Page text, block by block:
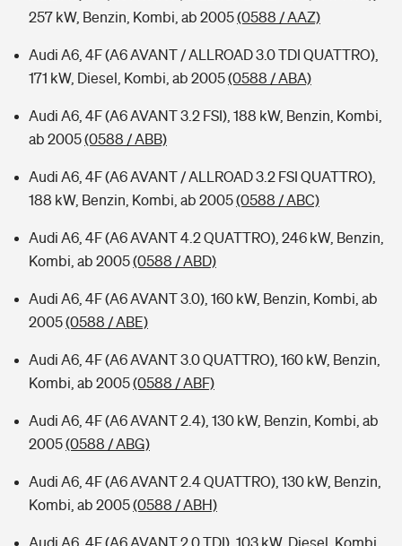
257 kW, Benzin, Kombi, ab 2005(0588 / AAZ)
Audi A6, 4F (A6 AVANT / ALLROAD 3.0 TDI QUATTRO),
171 kW, Diesel, Kombi, ab 2005(0588 / ABA)
Audi A6, 4F (A6 AVANT 3.2 FSI), 188 kW, Benzin, Kombi,
ab 2005(0588 / ABB)
Audi A6, 4F (A6 AVANT / ALLROAD 3.2 FSI QUATTRO),
188 kW, Benzin, Kombi, ab 2005(0588 / ABC)
Audi A6, 4F (A6 AVANT 4.2 QUATTRO), 246 kW, Benzin,
Kombi, ab 2005(0588 / ABD)
Audi A6, 4F (A6 AVANT 3.0), 160 kW, Benzin, Kombi, ab
2005(0588 / ABE)
Audi A6, 4F (A6 AVANT 3.0 QUATTRO), 160 kW, Benzin,
Kombi, ab 2005(0588 / ABF)
Audi A6, 4F (A6 AVANT 2.4), 130 kW, Benzin, Kombi, ab
2005(0588 / ABG)
Audi A6, 4F (A6 AVANT 2.4 QUATTRO), 130 kW, Benzin,
Kombi, ab 2005(0588 / ABH)
Audi A6, 4F (A6 AVANT 2.0 TDI), 103 kW, Diesel, Kombi,